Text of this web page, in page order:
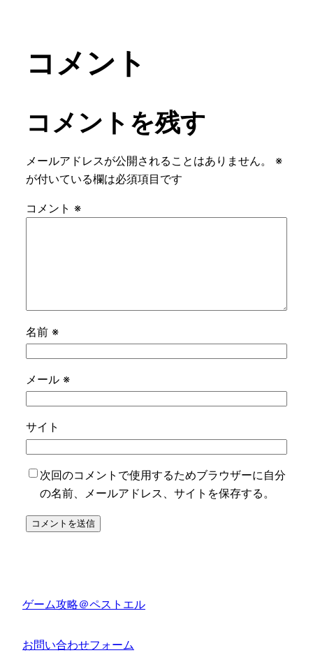
コメント
コメントを残す
メールアドレスが公開されることはありません。
※
が付いている欄は必須項目です
コメント ※
名前 ※
メール ※
サイト
次回のコメントで使用するためブラウザーに自分
の名前、メールアドレス、サイトを保存する。
ゲーム攻略＠ペストエル
お問い合わせフォーム